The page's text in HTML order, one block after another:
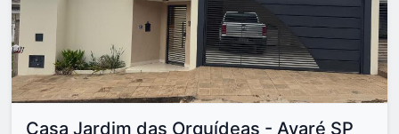
Casa Jardim das Orquídeas - Avaré SP